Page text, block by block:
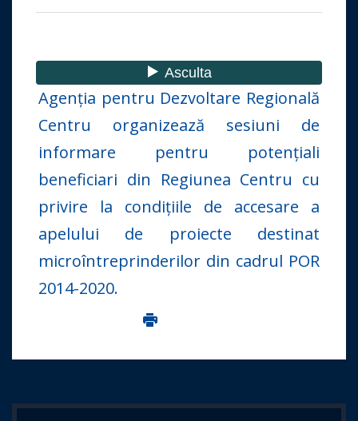
Agenţia pentru Dezvoltare Regională
Centru organizează sesiuni de
informare pentru potenţiali
beneficiari din Regiunea Centru cu
privire la condiţiile de accesare a
apelului de proiecte destinat
microîntreprinderilor din cadrul POR
2014-2020.
Imprima aceasta pagina